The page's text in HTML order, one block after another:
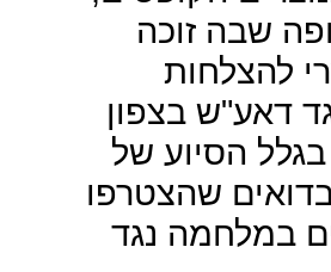
שבה זוכה
להצלחות
דאע"ש בצפון
בגלל הסיוע של
שהצטרפו
במלחמה נגד